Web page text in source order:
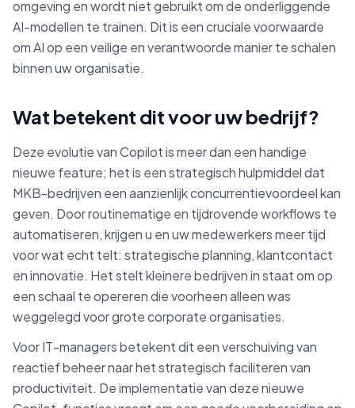
omgeving en wordt niet gebruikt om de onderliggende
AI-modellen te trainen. Dit is een cruciale voorwaarde
om AI op een veilige en verantwoorde manier te schalen
binnen uw organisatie.
Wat betekent dit voor uw bedrijf?
Deze evolutie van Copilot is meer dan een handige
nieuwe feature; het is een strategisch hulpmiddel dat
MKB-bedrijven een aanzienlijk concurrentievoordeel kan
geven. Door routinematige en tijdrovende workflows te
automatiseren, krijgen u en uw medewerkers meer tijd
voor wat echt telt: strategische planning, klantcontact
en innovatie. Het stelt kleinere bedrijven in staat om op
een schaal te opereren die voorheen alleen was
weggelegd voor grote corporate organisaties.
Voor IT-managers betekent dit een verschuiving van
reactief beheer naar het strategisch faciliteren van
productiviteit. De implementatie van deze nieuwe